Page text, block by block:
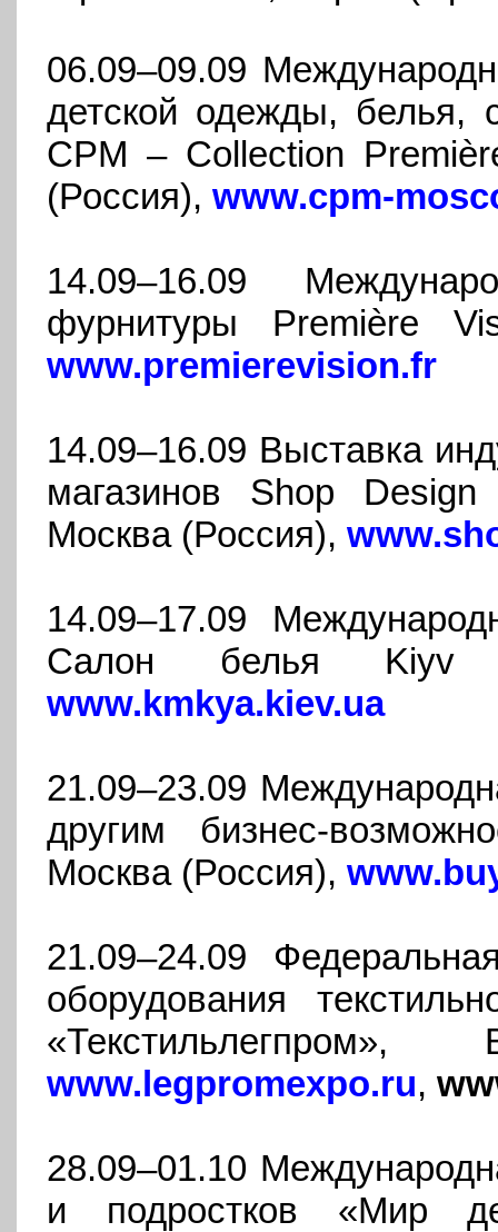
06.09–09.09
детской одежды, белья,
CPM – Collection
(Россия), www.cpm-
14.09–16.09
фурнитуры Première
www.premierevision.fr
14.09–16.09 Выставка
магазинов Shop
Москва (Россия),
14.09–17.09
Салон белья Kiyv
www.kmkya.kiev.ua
21.09–23.09
другим бизнес-
Москва (Россия),
21.09–24.09
оборудования
www.legpromexpo.ru,
28.09–01.10
и подростков «Мир